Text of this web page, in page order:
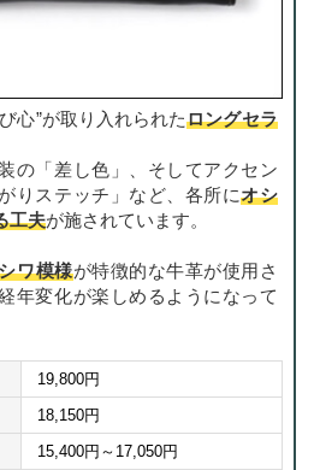
心”が取り入れられたロングセラ
の「差し色」、そしてアクセン
りステッチ」など、各所にオシ
工夫が施されています。
ワ模様が特徴的な牛革が使用さ
年変化が楽しめるようになって
19,800円
18,150円
15,400円～17,050円